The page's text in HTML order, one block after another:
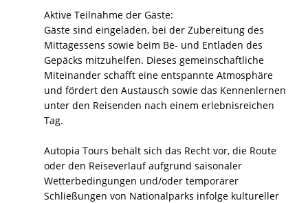
Aktive Teilnahme der Gäste:
Gäste sind eingeladen, bei der Zubereitung des
Mittagessens sowie beim Be- und Entladen des
Gepäcks mitzuhelfen. Dieses gemeinschaftliche
Miteinander schafft eine entspannte Atmosphäre
und fördert den Austausch sowie das Kennenlernen
unter den Reisenden nach einem erlebnisreichen
Tag.
Autopia Tours behält sich das Recht vor, die Route
oder den Reiseverlauf aufgrund saisonaler
Wetterbedingungen und/oder temporärer
Schließungen von Nationalparks infolge kultureller